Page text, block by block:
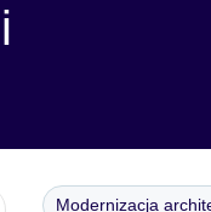
Modernizacja